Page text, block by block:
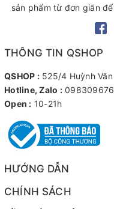
sản phẩm từ đơn giãn
THÔNG TIN QSHOP
QSHOP : 525/4 Huỳnh
Hotline, Zalo :
Open : 10-21h
HƯỚNG DẪN
CHÍNH SÁCH